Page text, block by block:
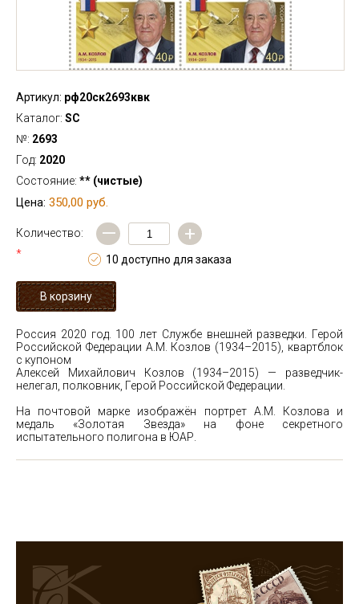
Артикул: рф20ск2693квк
Каталог: SC
№: 2693
Год: 2020
Состояние: ** (чистые)
Цена: 350,00 руб.
Количество:
*
— +
10 доступно для заказа
Россия 2020 год. 100 лет Службе внешней разведки. Герой
Российской Федерации А.М. Козлов (1934–2015), квартблок
с купоном
Алексей Михайлович Козлов (1934–2015) — разведчик-
нелегал, полковник, Герой Российской Федерации.
На почтовой марке изображён портрет А.М. Козлова и
медаль «Золотая Звезда» на фоне секретного
испытательного полигона в ЮАР.